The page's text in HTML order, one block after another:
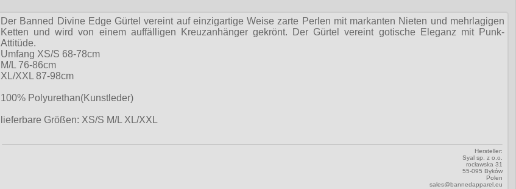
Der Banned Divine Edge Gürtel vereint auf einzigartige Weise zarte Perlen mit markanten Nieten und mehrlagigen
Ketten und wird von einem auffälligen Kreuzanhänger gekrönt. Der Gürtel vereint gotische Eleganz mit Punk-
Attitüde.
Umfang XS/S 68-78cm
M/L 76-86cm
XL/XXL 87-98cm
100% Polyurethan(Kunstleder)
lieferbare Größen: XS/S M/L XL/XXL
Hersteller:
Syal sp. z o.o.
rocławska 31
55-095 Byków
Polen
sales@bannedapparel.eu